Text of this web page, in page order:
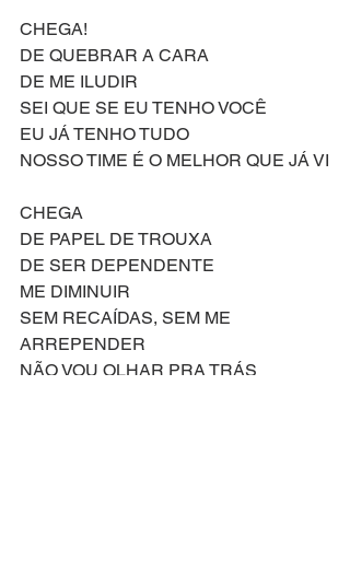
CHEGA!
DE QUEBRAR A CARA
DE ME ILUDIR
SEI QUE SE EU TENHO VOCÊ
EU JÁ TENHO TUDO
NOSSO TIME É O MELHOR QUE JÁ VI
CHEGA
DE PAPEL DE TROUXA
DE SER DEPENDENTE
ME DIMINUIR
SEM RECAÍDAS, SEM ME
ARREPENDER
NÃO VOU OLHAR PRA TRÁS